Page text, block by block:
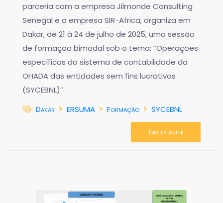
parceria com a empresa Jilmonde Consulting
Senegal e a empresa SIR-Africa, organiza em
Dakar, de 21 à 24 de julho de 2025, uma sessão
de formação bimodal sob o tema: “Operações
específicas do sistema de contabilidade da
OHADA das entidades sem fins lucrativos
(SYCEBNL)”.
Dakar
ERSUMA Formação SYCEBNL
Lire la suite